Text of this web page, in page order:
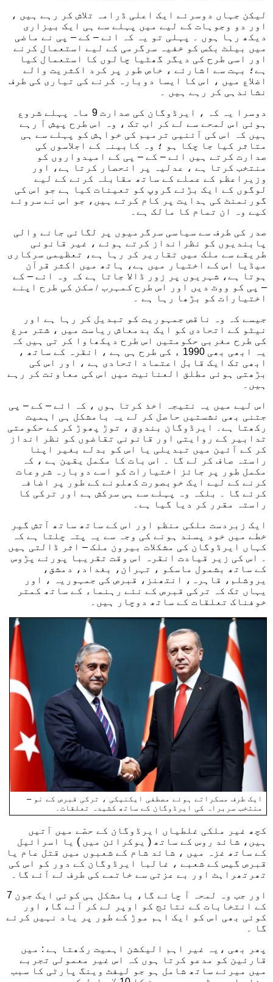
لیکن جہاں دوسرئے ایک اعلی ڈرامہ تلاش کر رہے ہیں ،
اور دو وجوہات کے لیے میں پہلے سے ہی ایک بیزاری
دیکھ رہا ہوں ۔ پہلی تو یہ کہ ائے – کے – پی نے ماضی
میں بیلٹ بکس کو خفیہ سرگرمی کے لیے استعمال کرنے
اور اسی طرح کی دیگر گھٹیا چالوں کا استعمال کیا
ہے؛ بہت سے اشارئے ، خاص طور پر کرد اکثریت والے
اضلاع میں ، اس کا ایسا دوبارہ کرنے کی تیاری کی طرف
نشاندہی کر رہے ہیں ۔
دوسرا یہ کہ ، ایرڈوگان کی صدارت 9 ماہ پہلے شروع
ہوئی اس لمحے سے لے کر اب تک ، وہ اس طرح پیش آ رہے
ہیں کہ اس کی آئنیی ترمیم کی خواہش کو پہلے سے ہی
متاثر کیا جا چکا ہو ؛ وہ کابینہ کے اجلاسوں کی
صدارت کرتے ہیں ائے – کے – پی کے امیدواروں کو
منتخب کرتا ہے ، عدلیہ پر انحصار کرتا ہے، اور
وزیراعظم کے عملے کے ساتھ مقابلہ کرنے کے لیے
لوگوں کے ایک بڑئے گروپ کو تعینات کیا ہے جو اس کی
گورنمنٹ کی ہدایت پر کام کرتے ہیں، جو اس نے سروئے
کیے وہ ان تمام کا مالک ہے۔
صدر کی طرف سے سیاسی سرگرمیوں پر لگائی جانے والی
پابندیوں کو نظرانداز کرتے ہوئے ، غیر قانونی
طریقے سے ملک میں تقاریر کر رہا ہے، تعظیمی سرکاری
میڈیا اس کے اختیار میں ہے، ہاتھ میں اکثر قرآن
ہوتا ہے، شہریوں پر زور ڈالا جاتا ہے کہ وہ ائے – کے
– پی کو ووٹ دیں اور اس طرح کمہرب اسکن کی طرح اپنے
اختیارات کو بڑھا رہا ہے ۔
جیسے کہ وہ ناقص جمہوریت کو تبدیل کر رہا ہے اور
نیٹو کے اتحادی کو ایک بدمعاش ریاست میں ، شتر مرغ
کی طرح مغربی حکومتیں اس طرح دیکھاوا کر تی ہیں کہ
یہ ابھی بھی 1990 ء کی طرح ہی ہے ، انقرہ کے ساتھ ،
ابھی تک ایک قابل اعتماد اتحادی ہے ، اور اس کی
بڑھتی ہوئی مطلق العنانیت میں اس کی معاونت کر رہے
ہیں۔
اس لیے میں یہ نتیجہ اخذ کرتا ہوں ، کہ ائے – کے – پی
جتنی بھی نشستیں حاصل کر لے یہ بامشکل ہی اہمیت
رکھتا ہے۔ ایرڈوگان بندوق ، توڑ پھوڑ کر کے حکومتی
تدابیر کے روایتی اور قانونی تقاضوں کو نظر انداز
کر کے آئین میں تبدیلی یا اس کو بدلے بغیر اپنا
راستہ صاف کر لے گا ۔ اس بات کا مکمل یقین ہے ، کہ
مکمل طور پر جائز اختیارات کو اسے دوبارہ شروعات
کرنے کے لیے ایک خوبصورت کھلونے کے طور پر اضافہ
کرئے گا ۔ بلکہ وہ پہلے سے ہی سرکش ہے اور ترکی کا
راستہ مقرر کر دیا گیا ہے۔
ایک زبردست ملکی منظم اور اس کے ساتھ ساتھ آتش گیر
خطے میں خود پسند ہونے کی وجہ سے یہ پتہ چلتا ہے کہ
کہاں ایرڈوگان کی مشکلات بیرون ملک – اثر ڈالتی ہیں
۔ اس کی زیر قیادت انقرہ اس وقت تقریبا پورئے پڑوس
کے ساتھ بشمول ماسکو ، تہران، بغداد، دمشق،
یروشلم، قاہرہ، انتھنز، قبرص کی جمہوریہ ، اور
یہاں تک کہ ترکی قبرص کے نئے رہنماء کے ساتھ کمتر
خوفناک تعلقات کے ساتھ دوچار ہیں۔
ایک طرف مسکراتے ہوئے مصطفی ایکنیکی ، ترکی قبرص کے نو –
منتخب سربراہ کی ایرڈوگان کے ساتھ کشیدہ تعلقات۔
کچھ غیر ملکی غلطیاں ایرڈوگان کے حصّے میں آتیں
ہیں، شائد روس کے ساتھ ( یوکرائن میں ) یا اسرائیل
کے ساتھ غزہ میں ، شائد شام کے شعبوں میں قتل عام یا
قبرص گیس کے شعبے ، غالبا ایرڈوگان کے دور کو اس کی
تھرتھراہٹ اور بے عزتی سے خاتمے کی طرف لے آئے گا۔
اور جب وہ لمحہ آ چائے گا، بامشکل ہی کوئی ایک جون 7
کے انتخابات کے نتائج کو اوپر لے کر آئے گا، اور
کوئی بھی اس کو ایک اہم موڑ کے طور پر یاد نہیں کرئے
گا ۔
پھر بھی ،یہ غیر اہم الیکشن اہمیت رکھتا ہے : میں
قارئین کو مدعو کرتا ہوں کہ اس غیر معمولی تجربے
میں میرئے ساتھ شامل ہو جو لیفٹ وینگ پارٹی کا سبب